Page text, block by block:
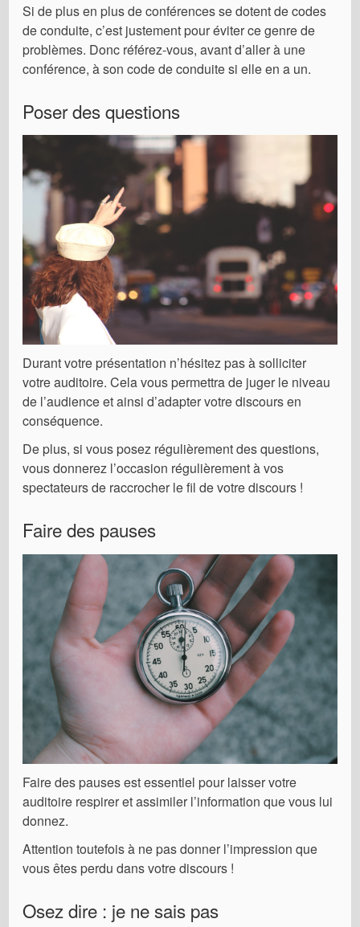
Si de plus en plus de conférences se dotent de codes
de conduite, c’est justement pour éviter ce genre de
problèmes. Donc référez-vous, avant d’aller à une
conférence, à son code de conduite si elle en a un.
Poser des questions
Durant votre présentation n’hésitez pas à solliciter
votre auditoire. Cela vous permettra de juger le niveau
de l’audience et ainsi d’adapter votre discours en
conséquence.
De plus, si vous posez régulièrement des questions,
vous donnerez l’occasion régulièrement à vos
spectateurs de raccrocher le fil de votre discours !
Faire des pauses
Faire des pauses est essentiel pour laisser votre
auditoire respirer et assimiler l’information que vous lui
donnez.
Attention toutefois à ne pas donner l’impression que
vous êtes perdu dans votre discours !
Osez dire : je ne sais pas